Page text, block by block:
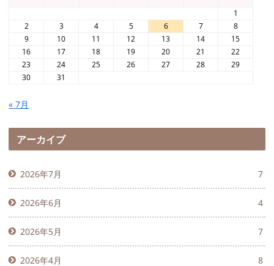
1
2
3 4 5 6 7
8
9
10 11 12 13 14
15
16
17 18 19 20 21
22
23
24 25 26 27 28
29
30
31
« 7月
アーカイブ
2026年7月 7
2026年6月 4
2026年5月 7
2026年4月 8